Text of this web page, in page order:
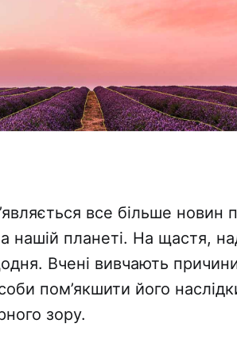
все більше новин
нашій планеті. На щастя,
Вчені вивчають причини
пом’якшити його
зору.